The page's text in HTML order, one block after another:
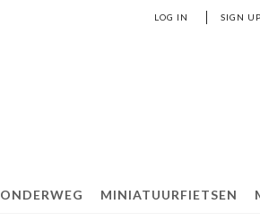
LOG IN SIGN UP
ONDERWEG MINIATUURFIETSEN